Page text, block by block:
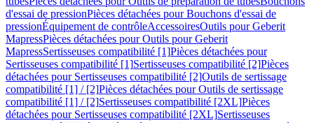
d'essai de pressionPièces détachées pour Bouchons d'essai de
pressionÉquipement de contrôleAccessoiresOutils pour Geberit
MapressPièces détachées pour Outils pour Geberit
MapressSertisseuses compatibilité [1]Pièces détachées pour
Sertisseuses compatibilité [1]Sertisseuses compatibilité [2]Pièces
détachées pour Sertisseuses compatibilité [2]Outils de sertissage
compatibilité [1] / [2]Pièces détachées pour Outils de sertissage
compatibilité [1] / [2]Sertisseuses compatibilité [2XL]Pièces
détachées pour Sertisseuses compatibilité [2XL]Sertisseuses